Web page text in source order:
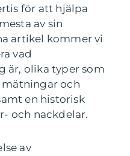
för att hjälpa
av sin
artikel kommer vi
vad
är, olika typer som
mätningar och
en historisk
och nackdelar.
av